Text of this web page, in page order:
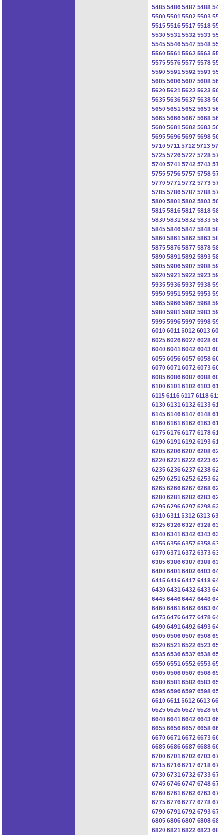
5485 5486 5487 5488
5500 5501 5502 5503
5515 5516 5517 5518
5530 5531 5532 5533
5545 5546 5547 5548
5560 5561 5562 5563
5575 5576 5577 5578
5590 5591 5592 5593
5605 5606 5607 5608
5620 5621 5622 5623
5635 5636 5637 5638
5650 5651 5652 5653
5665 5666 5667 5668
5680 5681 5682 5683
5695 5696 5697 5698
5710 5711 5712 5713
5725 5726 5727 5728
5740 5741 5742 5743
5755 5756 5757 5758
5770 5771 5772 5773
5785 5786 5787 5788
5800 5801 5802 5803
5815 5816 5817 5818
5830 5831 5832 5833
5845 5846 5847 5848
5860 5861 5862 5863
5875 5876 5877 5878
5890 5891 5892 5893
5905 5906 5907 5908
5920 5921 5922 5923
5935 5936 5937 5938
5950 5951 5952 5953
5965 5966 5967 5968
5980 5981 5982 5983
5995 5996 5997 5998
6010 6011 6012 6013
6025 6026 6027 6028
6040 6041 6042 6043
6055 6056 6057 6058
6070 6071 6072 6073
6085 6086 6087 6088
6100 6101 6102 6103
6115 6116 6117 6118
6130 6131 6132 6133
6145 6146 6147 6148
6160 6161 6162 6163
6175 6176 6177 6178
6190 6191 6192 6193
6205 6206 6207 6208
6220 6221 6222 6223
6235 6236 6237 6238
6250 6251 6252 6253
6265 6266 6267 6268
6280 6281 6282 6283
6295 6296 6297 6298
6310 6311 6312 6313
6325 6326 6327 6328
6340 6341 6342 6343
6355 6356 6357 6358
6370 6371 6372 6373
6385 6386 6387 6388
6400 6401 6402 6403
6415 6416 6417 6418
6430 6431 6432 6433
6445 6446 6447 6448
6460 6461 6462 6463
6475 6476 6477 6478
6490 6491 6492 6493
6505 6506 6507 6508
6520 6521 6522 6523
6535 6536 6537 6538
6550 6551 6552 6553
6565 6566 6567 6568
6580 6581 6582 6583
6595 6596 6597 6598
6610 6611 6612 6613
6625 6626 6627 6628
6640 6641 6642 6643
6655 6656 6657 6658
6670 6671 6672 6673
6685 6686 6687 6688
6700 6701 6702 6703
6715 6716 6717 6718
6730 6731 6732 6733
6745 6746 6747 6748
6760 6761 6762 6763
6775 6776 6777 6778
6790 6791 6792 6793
6805 6806 6807 6808
6820 6821 6822 6823